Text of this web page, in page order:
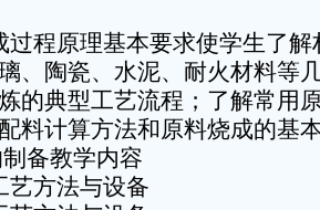
过程原理基本要求使学生了
、陶瓷、水泥、耐火材料等
的典型工艺流程；了解常用
料计算方法和原料烧成的基
备教学内容
艺方法与设备